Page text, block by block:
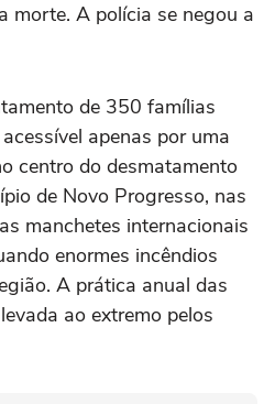
morte. A polícia se negou a
de 350 famílias
apenas por uma
centro do desmatamento
de Novo Progresso, nas
manchetes internacionais
enormes incêndios
A prática anual das
ao extremo pelos